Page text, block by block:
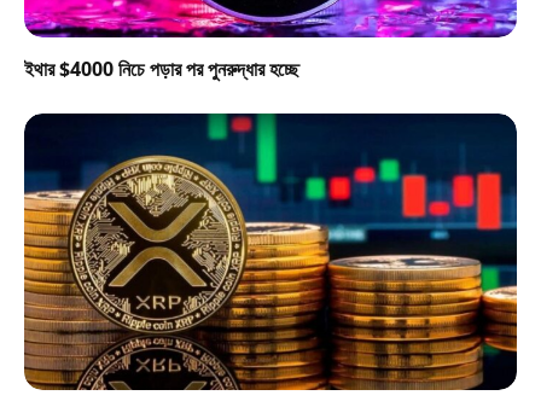
ইথার $4000 নিচে পড়ার পর পুনরুদ্ধার হচ্ছে